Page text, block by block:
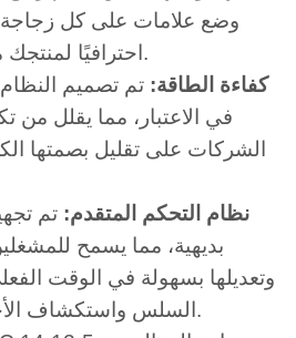
وضع علامات على كل زجاجة
احترافيًا لمنتجك مع تلبية معايير الصناعة.
كفاءة الطاقة: تم تصميم
في الاعتبار، مما يقلل من
الشركات على تقليل بصمتها
نظام التحكم المتقدم: تم
بديهية، مما يسمح
وتعديلها بسهولة في الوقت
السلس واستكشاف الأخطاء وإصلاحها بسرعة.